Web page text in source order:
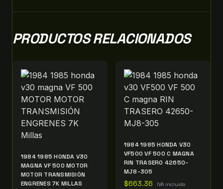
PRODUCTOS RELACIONADOS
1984 1985 HONDA V30
MAGNA VF 500 MOTOR
MOTOR TRANSMISIÓN
ENGRENES 7K MILLAS
1984 1985 HONDA V30
VF500 VF 500 C MAGNA
RIN TRASERO 42650-
MJ8-305
$663.36 IVA incluido